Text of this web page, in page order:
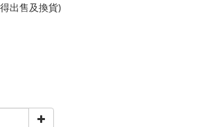
出售及換貨)